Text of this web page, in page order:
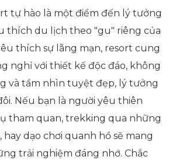
tự hào là một điểm đến lý tưởng
thích du lịch theo "gu" riêng của
thích sự lãng mạn, resort cung
nghỉ với thiết kế độc đáo, không
và tầm nhìn tuyệt đẹp, lý tưởng
Nếu bạn là người yêu thiên
tham quan, trekking qua những
dạo chơi quanh hồ sẽ mang
trải nghiệm đáng nhớ. Chắc